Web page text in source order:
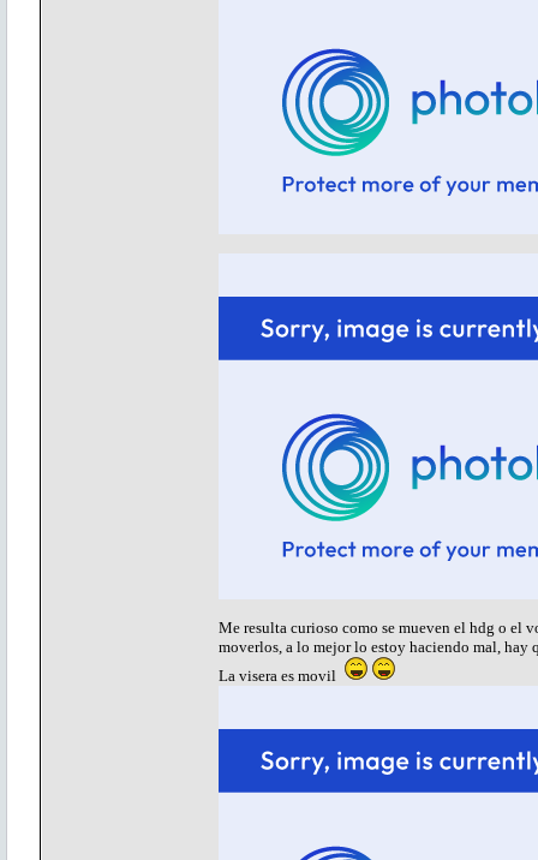
Me resulta curioso como se mueven el hdg o el
moverlos, a lo mejor lo estoy haciendo mal, hay
La visera es movil